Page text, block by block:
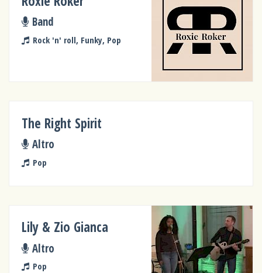
Band
Rock 'n' roll, Funky, Pop
The Right Spirit
Altro
Pop
Lily & Zio Gianca
Altro
Pop